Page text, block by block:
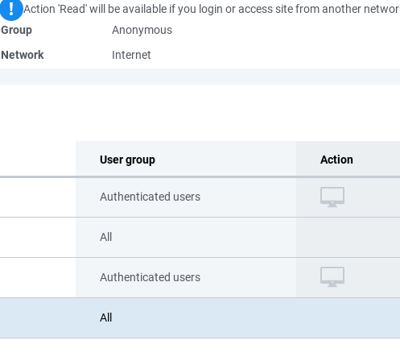
Action 'Read' will be available if you login or access site from another
Group
Anonymous
Network
Internet
User group Action
Authenticated users
All
Authenticated users
All